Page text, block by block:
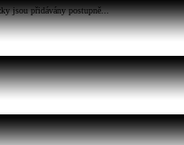
jsou přidávány postupně...